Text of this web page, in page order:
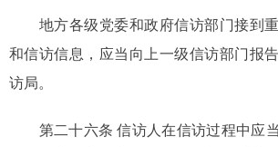
地方各级党委和政府信访部门接到重
和信访信息，应当向上一级信访部门报
访局。
第二十六条 信访人在信访过程中应当